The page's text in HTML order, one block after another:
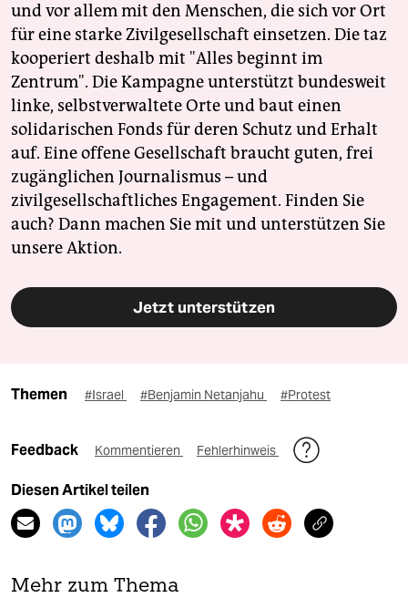
und vor allem mit den Menschen, die sich vor Ort
für eine starke Zivilgesellschaft einsetzen. Die taz
kooperiert deshalb mit "Alles beginnt im
Zentrum". Die Kampagne unterstützt bundesweit
linke, selbstverwaltete Orte und baut einen
solidarischen Fonds für deren Schutz und Erhalt
auf. Eine offene Gesellschaft braucht guten, frei
zugänglichen Journalismus – und
zivilgesellschaftliches Engagement. Finden Sie
auch? Dann machen Sie mit und unterstützen Sie
unsere Aktion.
Jetzt unterstützen
Themen #Israel #Benjamin Netanjahu #Protest
Feedback Kommentieren Fehlerhinweis
Diesen Artikel teilen
Mehr zum Thema